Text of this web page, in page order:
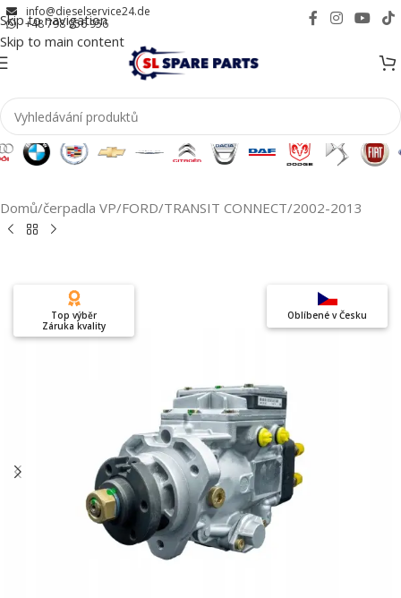
Skip to navigation
Skip to main content
info@dieselservice24.de
+48 798 956 956
Domů/čerpadla VP/FORD/TRANSIT CONNECT/2002-2013
Oblíbené v Česku
Top výběr
Záruka kvality